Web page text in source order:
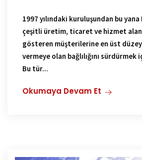
1997 yılındaki kuruluşundan bu yana
çeşitli üretim, ticaret ve hizmet
gösteren müşterilerine en üst
vermeye olan bağlılığını sürdürmek
Bu tür...
Okumaya Devam Et